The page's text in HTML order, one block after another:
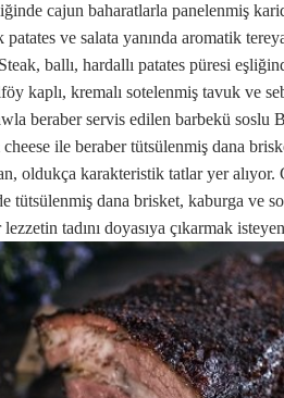
cajun baharatlarla panelenmiş
patates ve salata yanında aromatik
ballı, hardallı patates püresi
kaplı, kremalı sotelenmiş tavuk ve
beraber servis edilen barbekü soslu
ile beraber tütsülenmiş dana
oldukça karakteristik tatlar yer alıyor.
tütsülenmiş dana brisket, kaburga ve
tadını doyasıya çıkarmak